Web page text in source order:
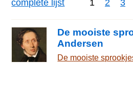
meren; ja, het was werkelijk
zonneschijn lag een oud
diepe grachten er omheen en
muren tot aan h
complete lijst 1 2 3
De mooiste
Andersen
De mooiste